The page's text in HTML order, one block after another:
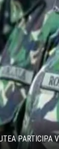
PARTICIPA